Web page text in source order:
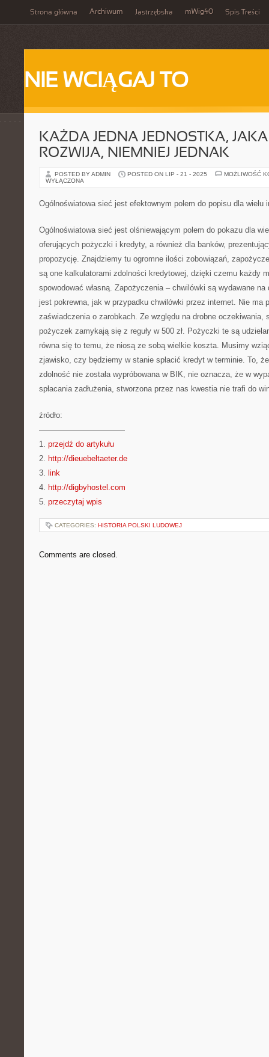
Strona główna Archiwum Jastrzębska mWig40 Spis Treści
NIE WCIĄGAJ TO
KAŻDA JEDNA JEDNOSTKA,
ROZWIJA, NIEMNIEJ JEDNAK
POSTED BY ADMIN POSTED ON LIP - 21 - 2025
MOŻLIWOŚĆ
WYŁĄCZONA
Ogólnoświatowa sieć jest efektownym polem do popisu dla wielu
Ogólnoświatowa sieć jest olśniewającym polem do pokazu dla
oferujących pożyczki i kredyty, a również dla banków,
propozycję. Znajdziemy tu ogromne ilości zobowiązań,
są one kalkulatorami zdolności kredytowej, dzięki czemu każdy
spowodować własną. Zapożyczenia – chwilówki są wydawane
jest pokrewna, jak w przypadku chwilówki przez internet. Nie ma
zaświadczenia o zarobkach. Ze względu na drobne oczekiwania,
pożyczek zamykają się z reguły w 500 zł. Pożyczki te są
równa się to temu, że niosą ze sobą wielkie koszta. Musimy
zjawisko, czy będziemy w stanie spłacić kredyt w terminie. To,
zdolność nie została wypróbowana w BIK, nie oznacza, że w
spłacania zadłużenia, stworzona przez nas kwestia nie trafi do
źródło:
———————————
1. przejdź do artykułu
2. http://dieuebeltaeter.de
3. link
4. http://digbyhostel.com
5. przeczytaj wpis
CATEGORIES: HISTORIA POLSKI LUDOWEJ
Comments are closed.